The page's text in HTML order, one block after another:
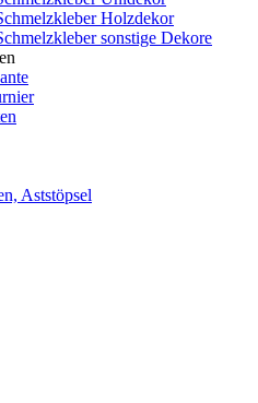
Holzdekor
sonstige Dekore
Aststöpsel